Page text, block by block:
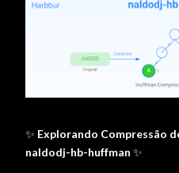
✨ Explorando Compressão
naldodj-hb-huffman ✨